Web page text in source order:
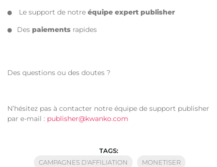
Le support de notre équipe expert publisher
Des paiements rapides
Des questions ou des doutes ?
N’hésitez pas à contacter notre équipe de support publisher
par e-mail : publisher@kwanko.com
TAGS:
CAMPAGNES D'AFFILIATION
MONETISER